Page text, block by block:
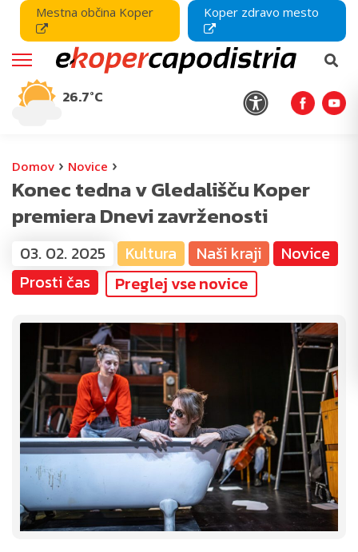
Mestna občina Koper Koper zdravo mesto
26.7°C
Domov › Novice ›
Konec tedna v Gledališču Koper
premiera Dnevi zavrženosti
03. 02. 2025 Kultura Naši kraji
Novice
Prosti čas
Preglej vse novice